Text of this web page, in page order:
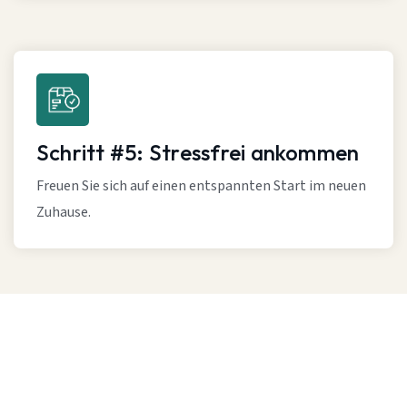
Schritt #5: Stressfrei ankommen
Freuen Sie sich auf einen entspannten Start im neuen
Zuhause.